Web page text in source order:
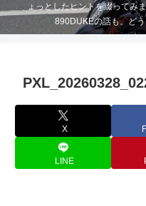
ょっとしたヒントを綴ってみ
890DUKEの話も。ど
X
LINE